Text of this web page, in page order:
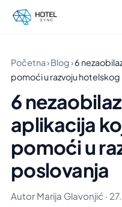
Početna›Blog›6
pomoći u razvoju
6
aplikacija
pomoći u
poslovanja
Autor Marija Glavonjić ·